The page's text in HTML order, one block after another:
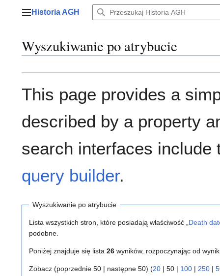
Menu główne
Historia AGH
Wyszukiwanie po atrybucie
This page provides a
described by a property
search interfaces include
query builder.
Wyszukiwanie po atrybucie
Lista wszystkich stron, które posiadają właściwość „ Death
podobne.
Poniżej znajduje się lista 26 wyników, rozpoczynając od
Zobacz (poprzednie 50 | następne 50) (20 | 50 | 100 | 250 |